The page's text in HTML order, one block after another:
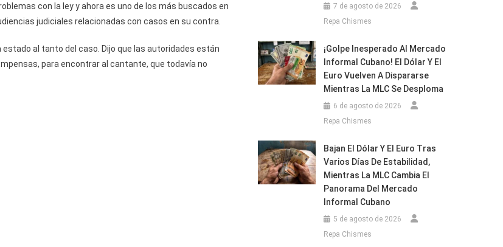
con la ley y ahora es uno de los más buscados en
judiciales relacionadas con casos en su contra.
estado al tanto del caso. Dijo que las autoridades están
para encontrar al cantante, que todavía no
7 de agosto de 2026
Repa Chismes
¡Golpe Inesperado Al Mercado
Informal Cubano! El Dólar Y El
Euro Vuelven A Dispararse
Mientras La MLC Se Desploma
6 de agosto de 2026
Repa Chismes
Bajan El Dólar Y El Euro Tras
Varios Días De Estabilidad,
Mientras La MLC Cambia El
Panorama Del Mercado
Informal Cubano
5 de agosto de 2026
Repa Chismes